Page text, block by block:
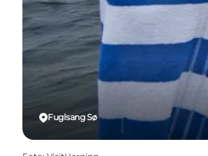
Fuglsang Sø